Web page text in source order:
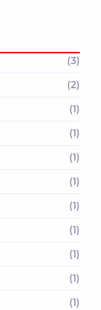
(3)
(2)
(1)
(1)
(1)
(1)
(1)
(1)
(1)
(1)
(1)